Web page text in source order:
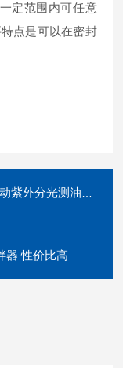
定范围内可任意
点是可以在密封
油仪 农业环境监测
器 性价比高